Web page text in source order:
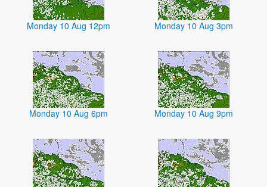
Monday 10 Aug 12pm Monday 10 Aug 3pm
Monday 10 Aug 6pm Monday 10 Aug 9pm